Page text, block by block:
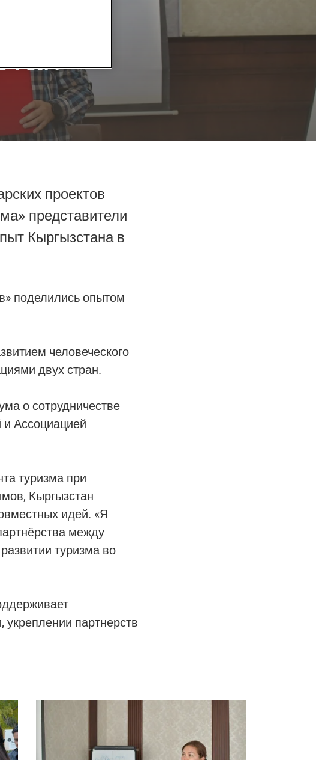
проектов
представители
Кыргызстана в
поделились опытом
человеческого
двух стран.
о сотрудничестве
и Ассоциацией
туризма при
Кыргызстан
идей. «Я
между
туризма во
партнерств